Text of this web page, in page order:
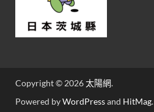
Copyright © 2026太陽網.
Powered byWordPressand HitMag.